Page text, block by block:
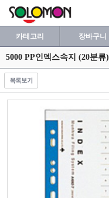
카테고리 장바구니
5000 PP인덱스속지 (20분류)